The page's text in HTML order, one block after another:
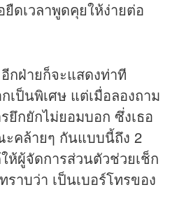
ดเวลาพูดคุยให้ง่ายต่อ
กฝ่ายก็จะแสดงท่าที
เป็นพิเศษ แต่เมื่อลองถาม
ยึกยักไม่ยอมบอก ซึ่งเธอ
คล้ายๆ กันแบบนี้ถึง 2
ห้ผู้จัดการส่วนตัวช่วยเช็ก
ราบว่า เป็นเบอร์โทรของ